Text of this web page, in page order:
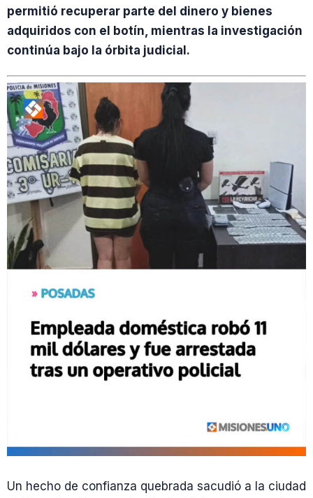
permitió recuperar parte del dinero y bienes
adquiridos con el botín, mientras la investigación
continúa bajo la órbita judicial.
Un hecho de confianza quebrada sacudió a la ciudad